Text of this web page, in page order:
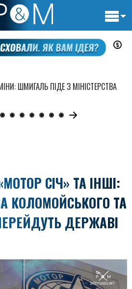
СІЧ» ТА ІНШІ:
КОЛОМОЙСЬКОГО ТА
ДЕРЖАВІ
ШМИГАЛЬ ПІДЕ З МІНІСТЕРСТВА